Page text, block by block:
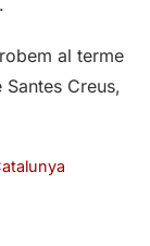
al terme
Creus,